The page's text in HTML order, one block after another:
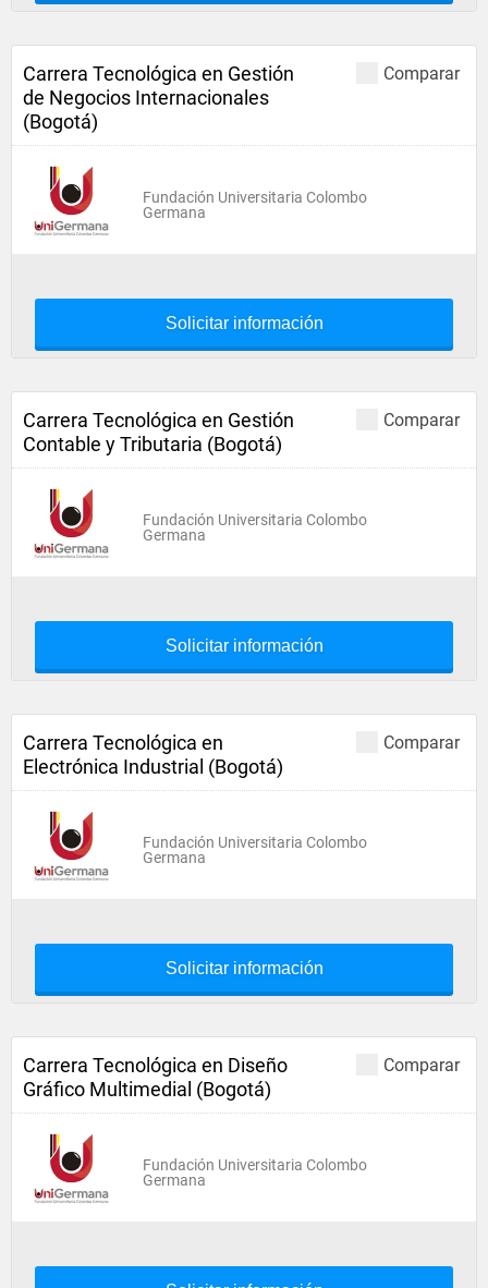
Comparar
Carrera Tecnológica en Gestión
de Negocios Internacionales
(Bogotá)
Fundación Universitaria Colombo
Germana
Solicitar información
Comparar
Carrera Tecnológica en Gestión
Contable y Tributaria (Bogotá)
Fundación Universitaria Colombo
Germana
Solicitar información
Comparar
Carrera Tecnológica en
Electrónica Industrial (Bogotá)
Fundación Universitaria Colombo
Germana
Solicitar información
Comparar
Carrera Tecnológica en Diseño
Gráfico Multimedial (Bogotá)
Fundación Universitaria Colombo
Germana